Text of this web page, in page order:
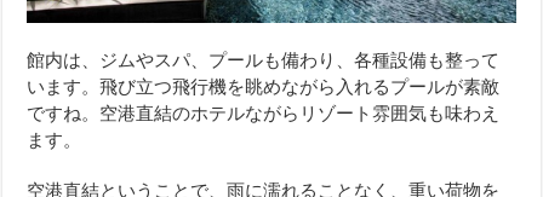
館内は、ジムやスパ、プールも備わり、各種設備も整って
います。飛び立つ飛行機を眺めながら入れるプールが素敵
ですね。空港直結のホテルながらリゾート雰囲気も味わえ
ます。
空港直結ということで、雨に濡れることなく、重い荷物を